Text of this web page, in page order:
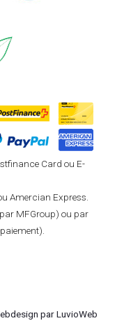
Card ou E-
Amercian Express.
MFGroup) ou par
par LuvioWeb